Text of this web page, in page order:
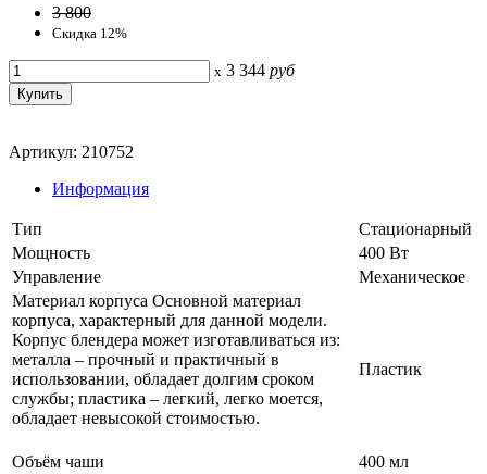
3 800
Скидка 12%
x 3 344 руб
Артикул: 210752
Информация
Тип
Стационарный
Мощность
400 Вт
Управление
Механическое
Материал корпуса Основной материал
корпуса, характерный для данной модели.
Корпус блендера может изготавливаться из:
металла – прочный и практичный в
использовании, обладает долгим сроком
службы; пластика – легкий, легко моется,
обладает невысокой стоимостью.
Пластик
Объём чаши 400 мл